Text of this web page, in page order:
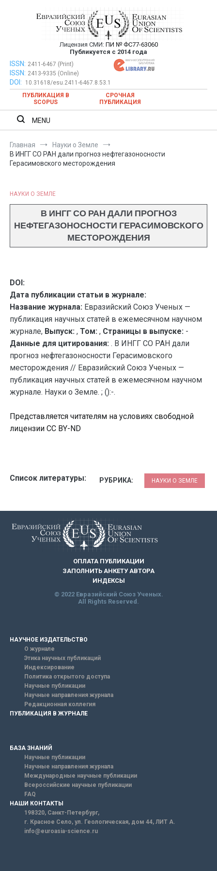
Евразийский Союз Ученых —
публикация научных статей в
ежемесячном научном журнале
Лицензия СМИ: ПИ № ФС77-63060
Публикуется с 2014 года
Евразийский Союз Ученых — публикация научных статей в
ежемесячном научном журнале
ISSN: 2411-6467 (Print)
ISSN: 2413-9335 (Online)
DOI:
10.31618/esu.2411-6467.8.53.1
ПУБЛИКАЦИЯ В
SCOPUS
СРОЧНАЯ
ПУБЛИКАЦИЯ
MENU
Главная
Науки о Земле
В ИНГГ СО РАН дали прогноз нефтегазоносности
Герасимовского месторождения
НАУКИ О ЗЕМЛЕ
В ИНГГ СО РАН ДАЛИ ПРОГНОЗ
НЕФТЕГАЗОНОСНОСТИ ГЕРАСИМОВСКОГО
МЕСТОРОЖДЕНИЯ
DOI:
Дата публикации статьи в журнале:
Название журнала: Евразийский Союз Ученых —
публикация научных статей в ежемесячном научном
журнале, Выпуск: , Том: , Страницы в выпуске: -
Данные для цитирования: . В ИНГГ СО РАН дали
прогноз нефтегазоносности Герасимовского
месторождения // Евразийский Союз Ученых —
публикация научных статей в ежемесячном научном
журнале. Науки о Земле. ; ():-.
Представляется читателям на условиях свободной
лицензии CC BY-ND
Список литературы: РУБРИКА: НАУКИ О ЗЕМЛЕ
ОПЛАТА ПУБЛИКАЦИИ
ЗАПОЛНИТЬ АНКЕТУ АВТОРА
ИНДЕКСЫ
© 2022 Евразийский Союз Ученых.
All Rights Reserved.
НАУЧНОЕ ИЗДАТЕЛЬСТВО
О журнале
Этика научных публикаций
Индексирование
Политика открытого доступа
Научные публикации
Научные направления журнала
Редакционная коллегия
ПУБЛИКАЦИЯ В ЖУРНАЛЕ
БАЗА ЗНАНИЙ
Научные публикации
Научные направления журнала
Международные научные публикации
Всероссийские научные публикации
FAQ
НАШИ КОНТАКТЫ
198320, Санкт-Петербург,
г. Красное Село, ул. Геологическая, дом 44, ЛИТ А.
info@euroasia-science.ru